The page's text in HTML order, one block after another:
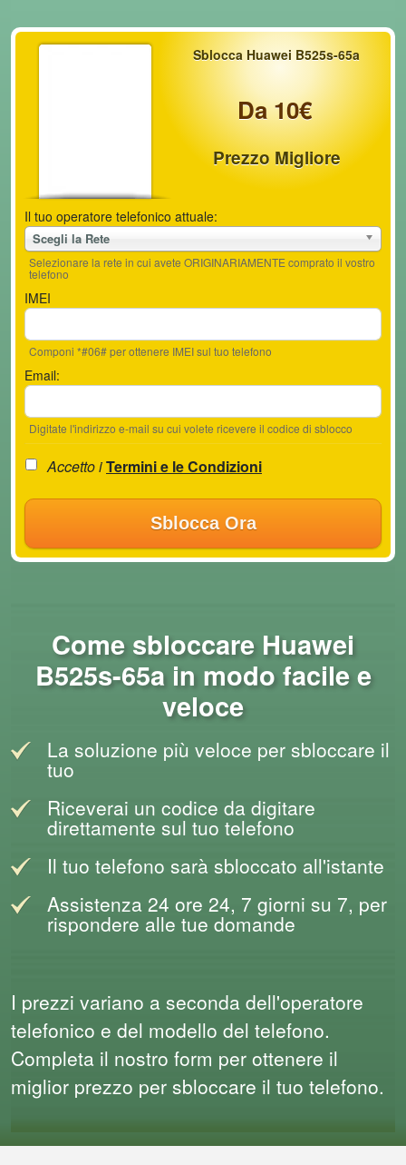
Sblocca Huawei B525s-65a
Da 10€
Prezzo Migliore
Il tuo operatore telefonico attuale:
Scegli la Rete
Selezionare la rete in cui avete ORIGINARIAMENTE comprato il vostro
telefono
IMEI
Componi *#06# per ottenere IMEI sul tuo telefono
Email:
Digitate l'indirizzo e-mail su cui volete ricevere il codice di sblocco
Accetto iTermini e le Condizioni
Sblocca Ora
Come sbloccare Huawei
B525s-65a in modo facile e
veloce
La soluzione più veloce per sbloccare il
tuo
Riceverai un codice da digitare
direttamente sul tuo telefono
Il tuo telefono sarà sbloccato all'istante
Assistenza 24 ore 24, 7 giorni su 7, per
rispondere alle tue domande
I prezzi variano a seconda dell'operatore
telefonico e del modello del telefono.
Completa il nostro form per ottenere il
miglior prezzo per sbloccare il tuo telefono.